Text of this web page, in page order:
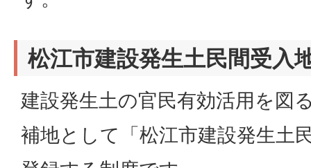
松江市建設発生土民間受入
建設発生土の官民有効活用を図
補地として「松江市建設発生土